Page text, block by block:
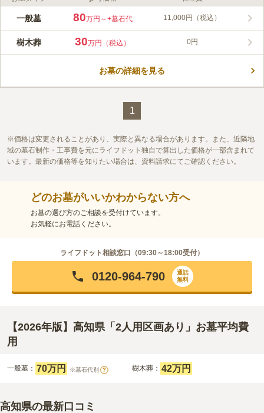
ライフドット編集部のコメント
正蓮寺の山頂にある、天空に一番近い聖地です。 故郷高知の街
あり、62台収容することができます。 「高知インター」から車
で約15分の場所にあるので、車でお参りに行けます。 永代管理
のも嬉しいポイントです。
この霊園はまだ誰からも評価されていません。
一般墓 80万円～+墓石代 11,000円（税込）
樹木葬 30万円（税込） 0円
お墓の詳細を見る
1
価格は変更されることがあり、実際と異なる場合があります。また、近隣地
域の墓石制作・工事費を元にライフドット独自で算出した価格が一部含まれて
います。最新の価格等を知りたい場合は、資料請求にてご確認ください。
どのお墓がいいかわからない方へ
お墓の選び方のご相談を受付けています。
お気軽にお電話ください。
ライフドット相談窓口（09:30～18:00受付）
0120-964-790
通話
無料
【2026年版】高知県「2人用区画あり」お墓平均費
用
一般墓： 70万円 ※墓石代別 ? 樹木葬： 42万円
高知県の最新口コミ